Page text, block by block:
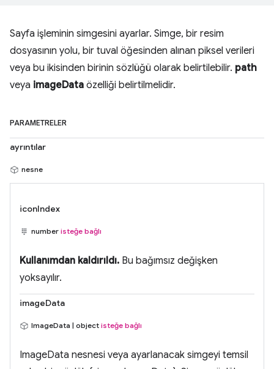
Sayfa işleminin simgesini ayarlar. Simge, bir resim
dosyasının yolu, bir tuval öğesinden alınan piksel verileri
veya bu ikisinden birinin sözlüğü olarak belirtilebilir. path
veya imageData özelliği belirtilmelidir.
PARAMETRELER
ayrıntılar
nesne
iconIndex
number isteğe bağlı
Kullanımdan kaldırıldı. Bu bağımsız değişken
yoksayılır.
imageData
ImageData | object isteğe bağlı
ImageData nesnesi veya ayarlanacak simgeyi temsil